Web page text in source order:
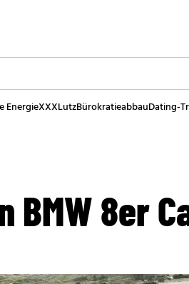
EnergieXXXLutzBürokratieabbauDating-
BMW 8er